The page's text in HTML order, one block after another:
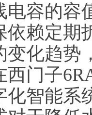
电容的容
依赖定期
变化趋势
西门子
化智能系